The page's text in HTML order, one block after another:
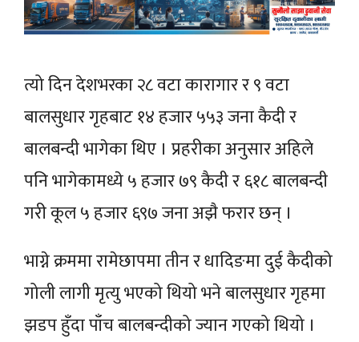
त्यो दिन देशभरका २८ वटा कारागार र ९ वटा
बालसुधार गृहबाट १४ हजार ५५३ जना कैदी र
बालबन्दी भागेका थिए । प्रहरीका अनुसार अहिले
पनि भागेकामध्ये ५ हजार ७९ कैदी र ६१८ बालबन्दी
गरी कूल ५ हजार ६९७ जना अझै फरार छन् ।
भाग्ने क्रममा रामेछापमा तीन र धादिङमा दुई कैदीको
गोली लागी मृत्यु भएको थियो भने बालसुधार गृहमा
झडप हुँदा पाँच बालबन्दीको ज्यान गएको थियो ।